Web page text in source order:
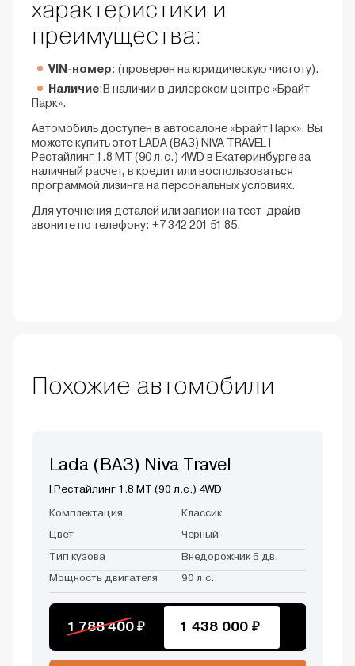
характеристики и
преимущества:
VIN-номер: (проверен на юридическую чистоту).
Наличие:В наличии в дилерском центре «Брайт
Парк».
Автомобиль доступен в автосалоне «Брайт Парк». Вы
можете купить этот LADA (ВАЗ) NIVA TRAVEL I
Рестайлинг 1.8 MT (90 л.с.) 4WD в Екатеринбурге за
наличный расчет, в кредит или воспользоваться
программой лизинга на персональных условиях.
Для уточнения деталей или записи на тест-драйв
звоните по телефону: +7 342 201 51 85.
Похожие автомобили
Lada (ВАЗ) Niva Travel
I Рестайлинг 1.8 MT (90 л.с.) 4WD
Комплектация Классик
Цвет Черный
Тип кузова Внедорожник 5 дв.
Мощность двигателя 90 л.с.
1 788 400 ₽ 1 438 000 ₽